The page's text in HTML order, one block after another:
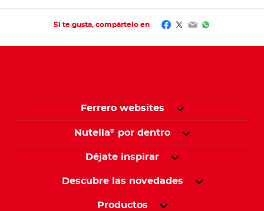
Si te gusta, compártelo en Facebook
Twitter
EmailWhatsApp
Ferrero websites
Nutella® por dentro
Déjate inspirar
Descubre las novedades
Productos